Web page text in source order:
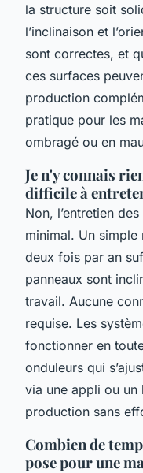
la structure soit
l’inclinaison et
sont correctes, et
ces surfaces
production
pratique pour les
ombragé ou en
Je n'y connais
difficile à
Non, l’entretien
minimal. Un simple
deux fois par an
panneaux sont
travail. Aucune
requise. Les
fonctionner en
onduleurs qui
via une appli ou
production sans
Combien de
pose pour une